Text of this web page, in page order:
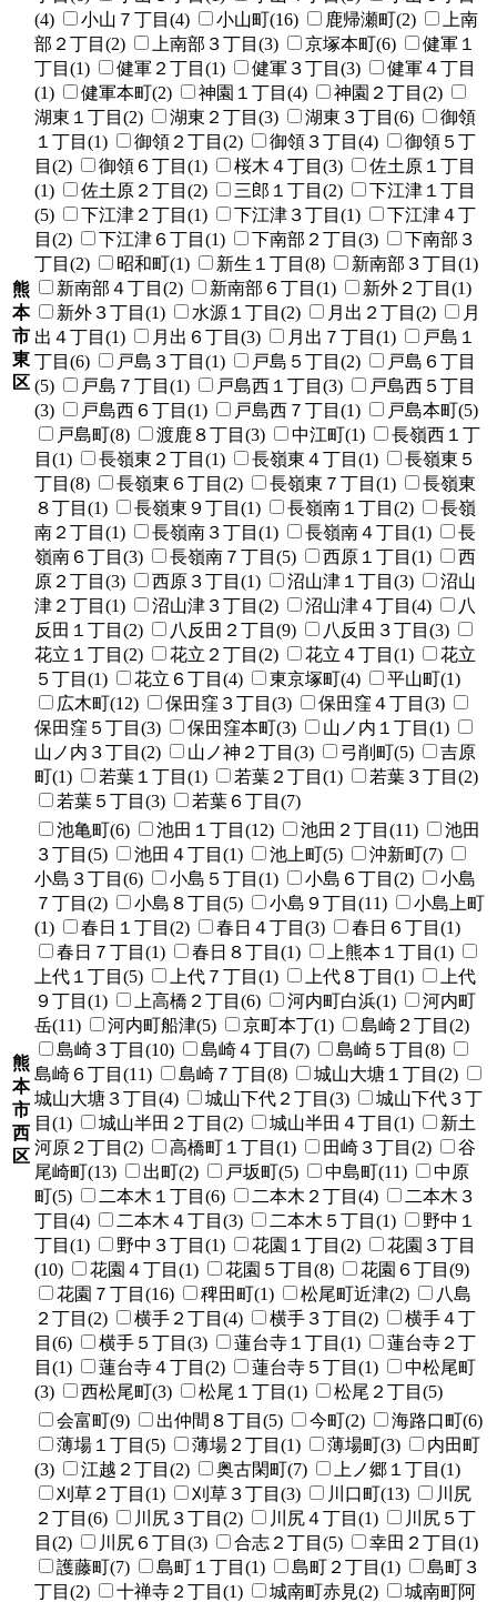
熊
本
市
東
区
(4)
小山７丁目(4) 小山町(16) 鹿帰瀬町(2)
上南
部２丁目(2)
上南部３丁目(3) 京塚本町(6)
健軍１
丁目(1)
健軍２丁目(1) 健軍３丁目(3)
健軍４丁目
(1)
健軍本町(2) 神園１丁目(4)
神園２丁目(2)
湖東１丁目(2)
湖東２丁目(3) 湖東３丁目(6)
御領
１丁目(1)
御領２丁目(2) 御領３丁目(4)
御領５丁
目(2)
御領６丁目(1) 桜木４丁目(3)
佐土原１丁目
(1)
佐土原２丁目(2) 三郎１丁目(2)
下江津１丁目
(5)
下江津２丁目(1) 下江津３丁目(1)
下江津４丁
目(2)
下江津６丁目(1) 下南部２丁目(3)
下南部３
丁目(2)
昭和町(1) 新生１丁目(8)
新南部３丁目(1)
新南部４丁目(2)
新南部６丁目(1)
新外２丁目(1)
新外３丁目(1)
水源１丁目(2) 月出２丁目(2)
月
出４丁目(1)
月出６丁目(3) 月出７丁目(1)
戸島１
丁目(6)
戸島３丁目(1) 戸島５丁目(2)
戸島６丁目
(5)
戸島７丁目(1) 戸島西１丁目(3)
戸島西５丁目
(3)
戸島西６丁目(1) 戸島西７丁目(1)
戸島本町(5)
戸島町(8)
渡鹿８丁目(3) 中江町(1)
長嶺西１丁
目(1)
長嶺東２丁目(1) 長嶺東４丁目(1)
長嶺東５
丁目(8)
長嶺東６丁目(2) 長嶺東７丁目(1)
長嶺東
８丁目(1)
長嶺東９丁目(1) 長嶺南１丁目(2)
長嶺
南２丁目(1)
長嶺南３丁目(1) 長嶺南４丁目(1)
長
嶺南６丁目(3)
長嶺南７丁目(5) 西原１丁目(1)
西
原２丁目(3)
西原３丁目(1) 沼山津１丁目(3)
沼山
津２丁目(1)
沼山津３丁目(2) 沼山津４丁目(4)
八
反田１丁目(2)
八反田２丁目(9)
八反田３丁目(3)
花立１丁目(2)
花立２丁目(2) 花立４丁目(1)
花立
５丁目(1)
花立６丁目(4) 東京塚町(4)
平山町(1)
広木町(12)
保田窪３丁目(3)
保田窪４丁目(3)
保田窪５丁目(3)
保田窪本町(3)
山ノ内１丁目(1)
山ノ内３丁目(2)
山ノ神２丁目(3) 弓削町(5)
吉原
町(1)
若葉１丁目(1) 若葉２丁目(1)
若葉３丁目(2)
若葉５丁目(3)
若葉６丁目(7)
熊
本
市
西
区
池亀町(6) 池田１丁目(12) 池田２丁目(11)
池田
３丁目(5)
池田４丁目(1) 池上町(5)
沖新町(7)
小島３丁目(6)
小島５丁目(1) 小島６丁目(2)
小島
７丁目(2)
小島８丁目(5) 小島９丁目(11)
小島上町
(1)
春日１丁目(2) 春日４丁目(3)
春日６丁目(1)
春日７丁目(1)
春日８丁目(1)
上熊本１丁目(1)
上代１丁目(5)
上代７丁目(1) 上代８丁目(1)
上代
９丁目(1)
上高橋２丁目(6) 河内町白浜(1)
河内町
岳(11)
河内町船津(5) 京町本丁(1)
島崎２丁目(2)
島崎３丁目(10)
島崎４丁目(7)
島崎５丁目(8)
島崎６丁目(11)
島崎７丁目(8)
城山大塘１丁目(2)
城山大塘３丁目(4)
城山下代２丁目(3)
城山下代３丁
目(1)
城山半田２丁目(2) 城山半田４丁目(1)
新土
河原２丁目(2)
高橋町１丁目(1) 田崎３丁目(2)
谷
尾崎町(13)
出町(2) 戸坂町(5) 中島町(11)
中原
町(5)
二本木１丁目(6) 二本木２丁目(4)
二本木３
丁目(4)
二本木４丁目(3) 二本木５丁目(1)
野中１
丁目(1)
野中３丁目(1) 花園１丁目(2)
花園３丁目
(10)
花園４丁目(1) 花園５丁目(8)
花園６丁目(9)
花園７丁目(16)
稗田町(1) 松尾町近津(2)
八島
２丁目(2)
横手２丁目(4) 横手３丁目(2)
横手４丁
目(6)
横手５丁目(3) 蓮台寺１丁目(1)
蓮台寺２丁
目(1)
蓮台寺４丁目(2) 蓮台寺５丁目(1)
中松尾町
(3)
西松尾町(3) 松尾１丁目(1)
松尾２丁目(5)
会富町(9)
出仲間８丁目(5) 今町(2)
海路口町(6)
薄場１丁目(5)
薄場２丁目(1) 薄場町(3)
内田町
(3)
江越２丁目(2) 奥古閑町(7)
上ノ郷１丁目(1)
刈草２丁目(1)
刈草３丁目(3) 川口町(13)
川尻
２丁目(6)
川尻３丁目(2) 川尻４丁目(1)
川尻５丁
目(2)
川尻６丁目(3) 合志２丁目(5)
幸田２丁目(1)
護藤町(7)
島町１丁目(1) 島町２丁目(1)
島町３
丁目(2)
十禅寺２丁目(1) 城南町赤見(2) 城南町阿